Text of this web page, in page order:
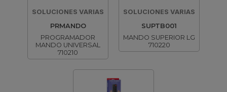
SOLUCIONES VARIAS
PRMANDO
PROGRAMADOR
MANDO UNIVERSAL
710210
SOLUCIONES VARIAS
SUPTB001
MANDO SUPERIOR LG
710220